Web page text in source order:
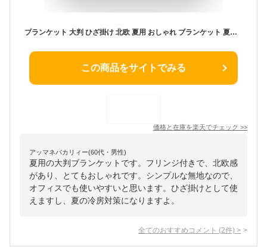
ブランケット 大判 ひざ掛け 北欧 夏用 おしゃれ ブランケット 夏毛布 シングル セミダブル ダブル シングル ロング タオルケット 敬老の日 冷房対策 ブランド マルチカバー オフィス 膝掛け カジュアル 夏 掛け布団 ベッドカバー 海外 布団カバー
この商品をサイトでみる
価格と在庫を楽天でチェック >>
アッマネバカリィー(60代・男性)
夏用の大判ブランケットです。フリンジ付きで、北欧感
があり、とてもおしゃれです。シンプルな無地なので、
オフィスでも使いやすいと思います。ひざ掛けとして使
えますし、夏の冷房対策になりますよ。
全てのおすすめコメント (2件) >